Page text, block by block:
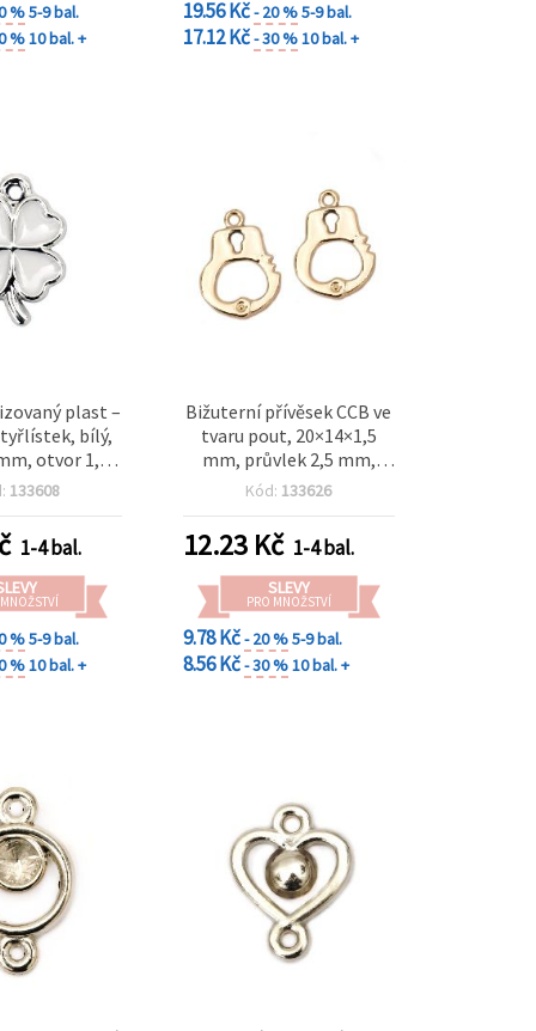
%5-9 bal.
%10 bal. +
19.56 Kč- 20 %5-9 bal.
17.12 Kč- 30 %10 bal. +
plast –
bílý,
otvor 1,5
– 5 ks
133608
1-4 bal.
%5-9 bal.
%10 bal. +
Bižuterní přívěsek CCB ve
tvaru pout, 20×14×1,5
mm, průvlek 2,5 mm,
zlatá barva – 5 ks
Kód: 133626
12.23Kč 1-4 bal.
SLEVY
PRO MNOŽSTVÍ
9.78 Kč- 20 %5-9 bal.
8.56 Kč- 30 %10 bal. +